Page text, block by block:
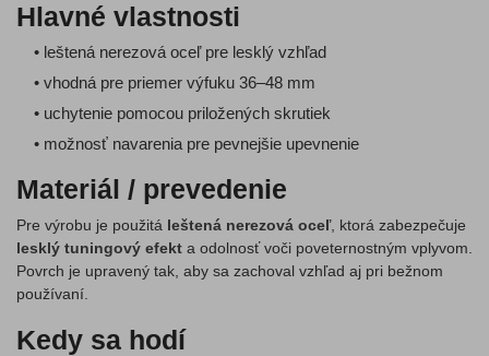
Hlavné vlastnosti
• leštená nerezová oceľ pre lesklý vzhľad
• vhodná pre priemer výfuku 36–48 mm
• uchytenie pomocou priložených skrutiek
• možnosť navarenia pre pevnejšie upevnenie
Materiál / prevedenie
Pre výrobu je použitá leštená nerezová oceľ, ktorá zabezpečuje
lesklý tuningový efekt a odolnosť voči poveternostným vplyvom.
Povrch je upravený tak, aby sa zachoval vzhľad aj pri bežnom
používaní.
Kedy sa hodí